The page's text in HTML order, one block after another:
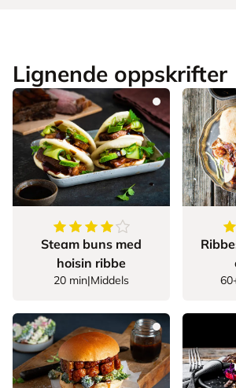
Lignende oppskrifter
4.875av5stjerner
Steam buns med
hoisin ribbe
20 min|Middels
5